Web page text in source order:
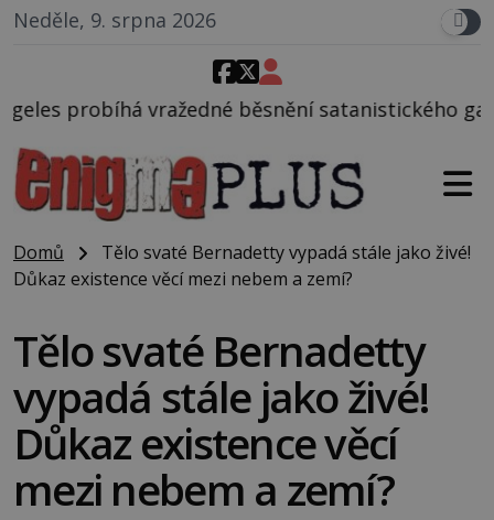
Neděle, 9. srpna 2026
běsnění satanistického gangu vedeného
Domů
Tělo svaté Bernadetty vypadá stále jako živé!
Důkaz existence věcí mezi nebem a zemí?
Tělo svaté Bernadetty
vypadá stále jako živé!
Důkaz existence věcí
mezi nebem a zemí?